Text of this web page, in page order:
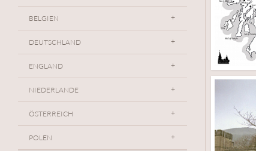
BELGIEN
DEUTSCHLAND
ENGLAND
NIEDERLANDE
ÖSTERREICH
POLEN